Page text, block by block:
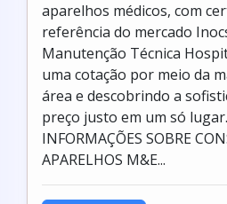
aparelhos médicos, com
referência do mercado
Manutenção Técnica
uma cotação por meio da
área e descobrindo a
preço justo em um só
INFORMAÇÕES SOBRE
APARELHOS M&E...